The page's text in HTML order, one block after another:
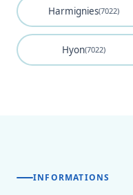
Harmignies(7022)
Hyon(7022)
INFORMATIONS